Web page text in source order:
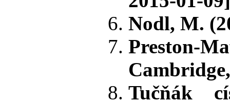
Nodl, M.
Preston-
Tučňák